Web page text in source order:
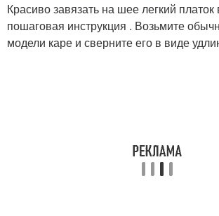
Красиво завязать на шее легкий
пошаговая инструкция . Возьмите
модели каре и сверните его в виде